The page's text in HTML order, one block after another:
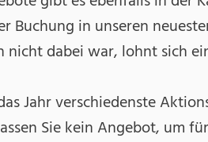
Buchung in unseren
nicht dabei war, lohnt sich
Jahr verschiedenste
Sie kein Angebot, um